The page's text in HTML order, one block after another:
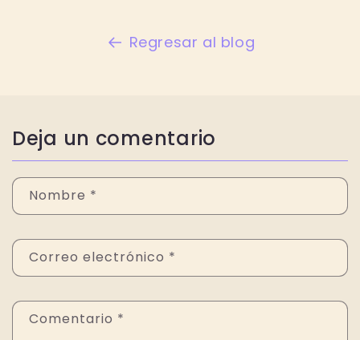
Regresar al blog
Deja un comentario
Nombre *
Correo electrónico *
Comentario *